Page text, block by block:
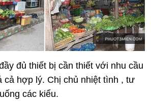
đủ thiết bị cần thiết với nhu cầu
cả hợp lý. Chị chủ nhiệt tình , tư
các kiểu.